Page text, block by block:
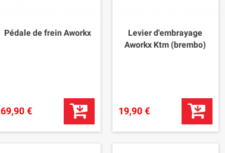
Pédale de frein Aworkx
69,90 €
Levier d'embrayage
Aworkx Ktm (brembo)
19,90 €